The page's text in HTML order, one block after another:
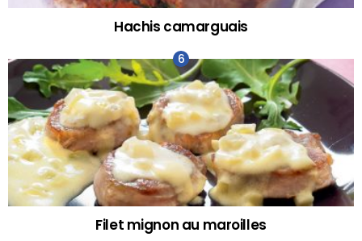
Hachis camarguais
Filet mignon au maroilles